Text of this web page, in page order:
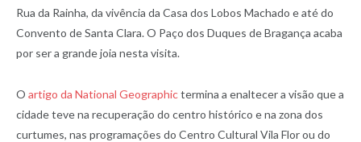
Rua da Rainha, da vivência da Casa dos Lobos Machado e até do
Convento de Santa Clara. O Paço dos Duques de Bragança acaba
por ser a grande joia nesta visita.
O artigo da National Geographictermina a enaltecer a visão que a
cidade teve na recuperação do centro histórico e na zona dos
curtumes, nas programações do Centro Cultural Vila Flor ou do